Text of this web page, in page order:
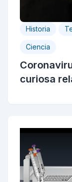
Historia
Ciencia
curiosa